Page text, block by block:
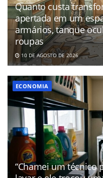
Quanto custa
apertada em um
armários, tanque
roupas
10 DE AGOSTO DE 2026
ECONOMIA
“Chamei um técnico